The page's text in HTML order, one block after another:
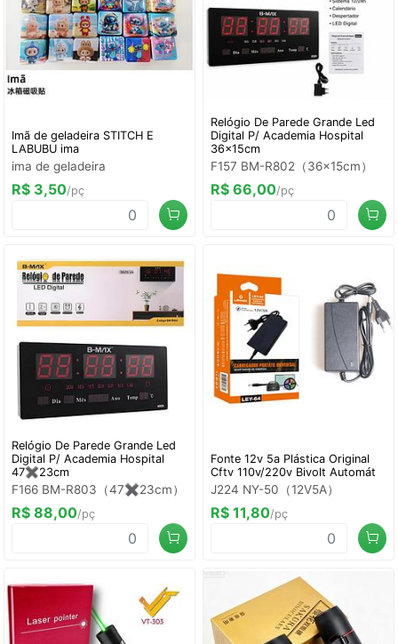
Imã de geladeira STITCH E
LABUBU ima
ima de geladeira
R$ 3,50/pç
Relógio De Parede Grande Led
Digital P/ Academia Hospital
36x15cm
F157 BM-R802（36x15cm）
R$ 66,00/pç
Relógio De Parede Grande Led
Digital P/ Academia Hospital
47✖️23cm
F166 BM-R803（47✖️23cm）
R$ 88,00/pç
Fonte 12v 5a Plástica Original
Cftv 110v/220v Bivolt Automát
J224 NY-50（12V5A）
R$ 11,80/pç